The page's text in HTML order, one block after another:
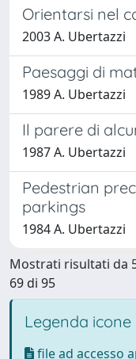
Orientarsi nel
2003 A. Ubertazzi
Paesaggi di
1989 A. Ubertazzi
Il parere di
1987 A. Ubertazzi
Pedestrian
parkings
1984 A. Ubertazzi
Mostrati risultati da
69 di 95
Legenda icone
file ad accesso